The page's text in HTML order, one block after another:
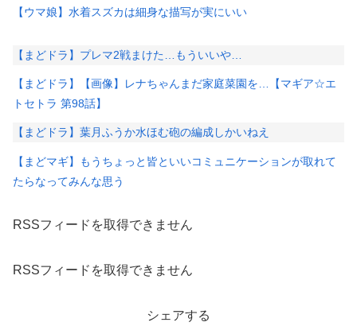
【ウマ娘】水着スズカは細身な描写が実にいい
【まどドラ】プレマ2戦まけた…もういいや…
【まどドラ】【画像】レナちゃんまだ家庭菜園を…【マギア☆エ
トセトラ 第98話】
【まどドラ】葉月ふうか水ほむ砲の編成しかいねえ
【まどマギ】もうちょっと皆といいコミュニケーションが取れて
たらなってみんな思う
RSSフィードを取得できません
RSSフィードを取得できません
シェアする